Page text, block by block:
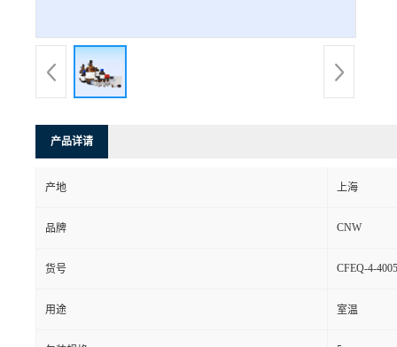
产品详请
产地 上海
品牌 CNW
货号 CFEQ-4-
用途 室温